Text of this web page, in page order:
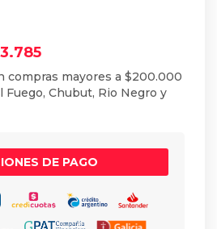
3.785
DE PAGO
compras mayores a $200.000
Fuego, Chubut, Rio Negro y